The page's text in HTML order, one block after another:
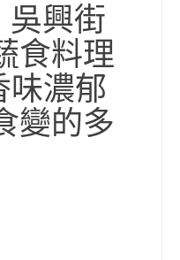
吳興街
食料理
味濃郁
變的多